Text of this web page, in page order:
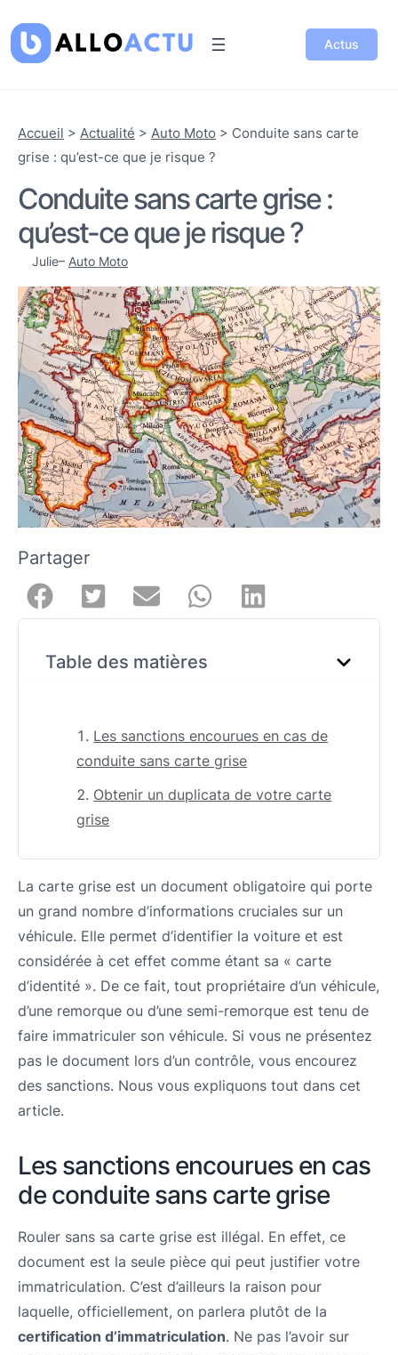
Actus
Accueil > Actualité > Auto Moto > Conduite sans carte
grise : qu’est-ce que je risque ?
Conduite sans carte grise :
qu’est-ce que je risque ?
Julie– Auto Moto
Partager
Table des matières
Les sanctions encourues en cas de
conduite sans carte grise
Obtenir un duplicata de votre carte
grise
La carte grise est un document obligatoire qui porte
un grand nombre d’informations cruciales sur un
véhicule. Elle permet d’identifier la voiture et est
considérée à cet effet comme étant sa « carte
d’identité ». De ce fait, tout propriétaire d’un véhicule,
d’une remorque ou d’une semi-remorque est tenu de
faire immatriculer son véhicule. Si vous ne présentez
pas le document lors d’un contrôle, vous encourez
des sanctions. Nous vous expliquons tout dans cet
article.
Les sanctions encourues en cas
de conduite sans carte grise
Rouler sans sa carte grise est illégal. En effet, ce
document est la seule pièce qui peut justifier votre
immatriculation. C’est d’ailleurs la raison pour
laquelle, officiellement, on parlera plutôt de la
certification d’immatriculation. Ne pas l’avoir sur